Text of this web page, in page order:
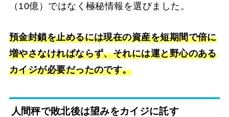
（10億）ではなく極秘情報を選びました。
預金封鎖を止めるには現在の資産を短期間で倍に
増やさなければならず、それには運と野心のある
カイジが必要だったのです。
人間秤で敗北後は望みをカイジに託す